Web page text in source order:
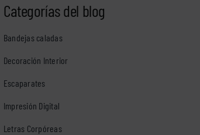
Categorías del blog
Bandejas caladas
Decoración Interior
Escaparates
Impresión Digital
Letras Corpóreas